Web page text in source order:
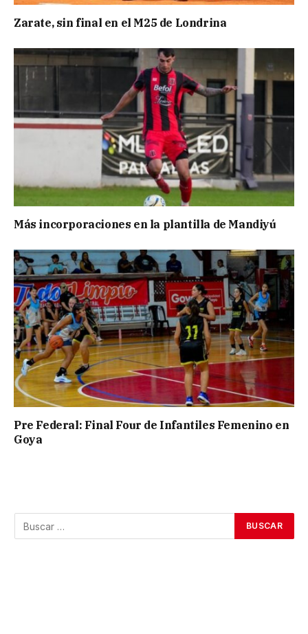
Zarate, sin final en el M25 de Londrina
Más incorporaciones en la plantilla de Mandiyú
Pre Federal: Final Four de Infantiles Femenino en
Goya